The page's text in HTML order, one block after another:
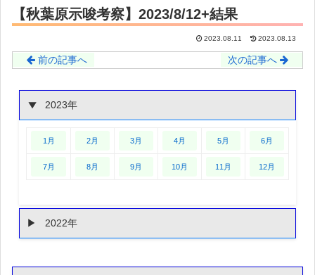
【秋葉原示唆考察】2023/8/12+結果
2023.08.11 2023.08.13
前の記事へ 次の記事へ
2023年
1月 2月 3月 4月 5月 6月
7月 8月 9月 10月 11月 12月
2022年